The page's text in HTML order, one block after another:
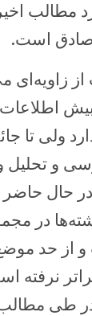
مطالب
است.
از
ولی تا
و
در حال
در
از حد
نرفته
طی